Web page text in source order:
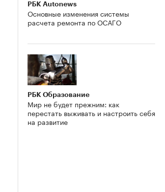
РБК Autonews
Основные изменения системы
расчета ремонта по ОСАГО
РБК Образование
Мир не будет прежним: как
перестать выживать и настроить себя
на развитие